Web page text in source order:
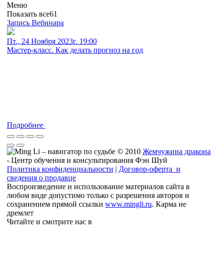
Меню
Показать все61
Запись Вебинара
Пт., 24 Ноября 2023г. 19:00
Мастер-класс. Как делать прогноз на год
Подробнее
© 2010 Жемчужина дракона
- Центр обучения и консультирования Фэн Шуй
Политика конфиденциальности | Договор-оферта и
сведения о продавце
Воспроизведение и использование материалов сайта в
любом виде допустимо только с разрешения авторов и
сохранением прямой ссылки www.mingli.ru. Карма не
дремлет
Читайте и смотрите нас в